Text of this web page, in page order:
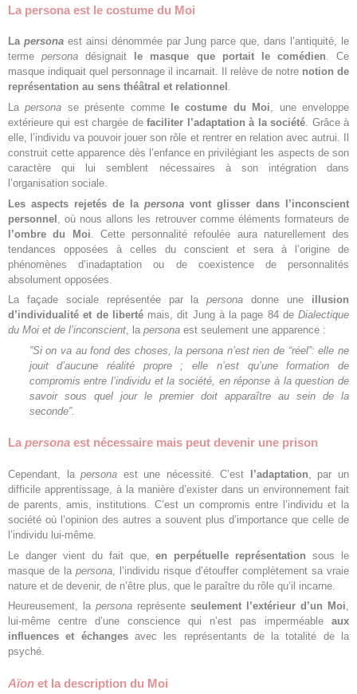
La persona est le costume du Moi
La personaest ainsi dénommée par Jung parce que, dans l’antiquité, le
termepersona désignait le masque que portait le comédien. Ce
masque indiquait quel personnage il incarnait. Il relève de notre notion de
représentation au sens théâtral et relationnel .
La persona se présente commele costume du Moi , une enveloppe
extérieure qui est chargée defaciliter l’adaptation à la société . Grâce à
elle, l’individu va pouvoir jouer son rôle et rentrer en relation avec autrui. Il
construit cette apparence dès l’enfance en privilégiant les aspects de son
caractère qui lui semblent nécessaires à son intégration dans
l’organisation sociale.
Les aspects rejetés de la persona vont glisser dans l’inconscient
personnel , où nous allons les retrouver comme éléments formateurs de
l’ombre du Moi . Cette personnalité refoulée aura naturellement des
tendances opposées à celles du conscient et sera à l’origine de
phénomènes d’inadaptation ou de coexistence de personnalités
absolument opposées.
La façade sociale représentée par lapersona donne une illusion
d’individualité et de libertémais, dit Jung à la page 84 de Dialectique
du Moi et de l’inconscient, la persona est seulement une apparence :
”Si on va au fond des choses, la persona n’est rien de “réel”: elle ne
jouit d’aucune réalité propre ; elle n’est qu’une formation de
compromis entre l’individu et la société, en réponse à la question de
savoir sous quel jour le premier doit apparaître au sein de la
seconde”.
Lapersona est nécessaire mais peut devenir une prison
Cependant, lapersona est une nécessité. C’est l’adaptation, par un
difficile apprentissage, à la manière d’exister dans un environnement fait
de parents, amis, institutions. C’est un compromis entre l’individu et la
société où l’opinion des autres a souvent plus d’importance que celle de
l’individu lui-même.
Le danger vient du fait que,en perpétuelle représentation sous le
masque de la persona , l’individu risque d’étouffer complètement sa vraie
nature et de devenir, de n’être plus, que le paraître du rôle qu’il incarne.
Heureusement, la persona représente seulement l’extérieur d’un Moi,
lui-même centre d’une conscience qui n’est pas imperméable aux
influences et échangesavec les représentants de la totalité de la
psyché.
Aïon et la description du Moi